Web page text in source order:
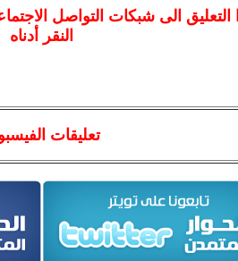
التعليق الى شبكات التواصل
النقر أدناه
تعليقات